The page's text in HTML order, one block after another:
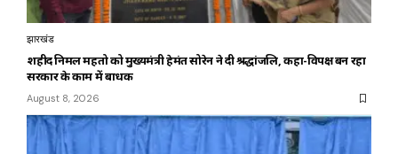
झारखंड
शहीद निर्मल महतो को मुख्यमंत्री हेमंत सोरेन ने दी श्रद्धांजलि, कहा-विपक्ष बन रहा
सरकार के काम में बाधक
August 8, 2026